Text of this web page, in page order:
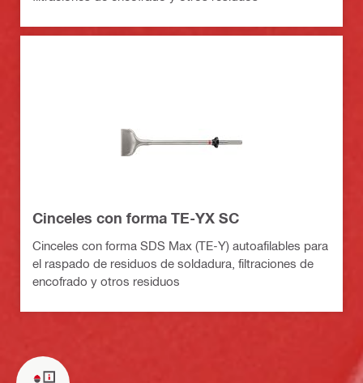
Cinceles con forma TE-YX SC
Cinceles con forma SDS Max (TE-Y) autoafilables para
el raspado de residuos de soldadura, filtraciones de
encofrado y otros residuos